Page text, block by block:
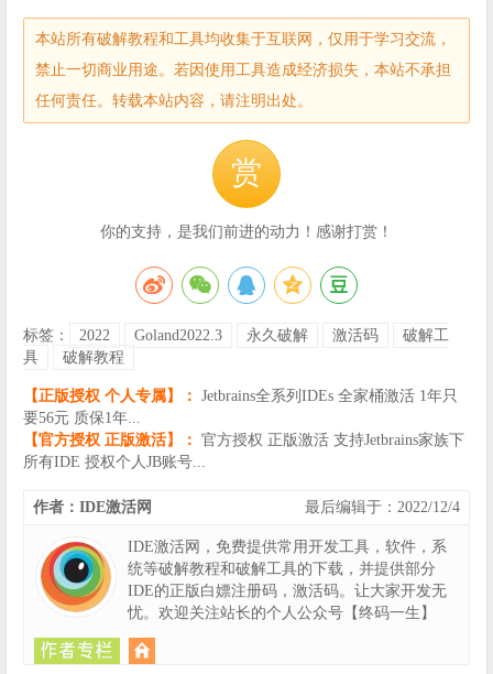
本站所有破解教程和工具均收集于互联网，仅用于学习交流，
禁止一切商业用途。若因使用工具造成经济损失，本站不承担
任何责任。转载本站内容，请注明出处。
赏
你的支持，是我们前进的动力！感谢打赏！
标签： 2022 Goland2022.3 永久破解 激活码
破解工
具
破解教程
【正版授权 个人专属】： Jetbrains全系列IDEs 全家桶激活 1年只
要56元 质保1年...
【官方授权 正版激活】： 官方授权 正版激活 支持Jetbrains家族下
所有IDE 授权个人JB账号...
最后编辑于：2022/12/4
作者：IDE激活网
IDE激活网，免费提供常用开发工具，软件，系
统等破解教程和破解工具的下载，并提供部分
IDE的正版白嫖注册码，激活码。让大家开发无
忧。欢迎关注站长的个人公众号【终码一生】